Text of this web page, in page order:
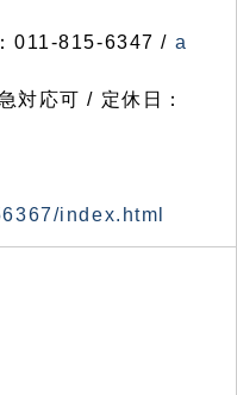
011-815-6347 / a
応可 / 定休日：
index.html